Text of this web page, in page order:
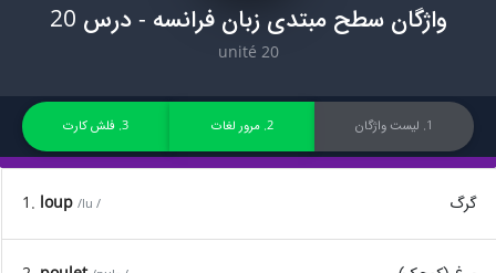
واژگان سطح مبتدی زبان فرانسه - درس 20
unité 20
3. فلش کارت 2. مرور لغات 1. لیست واژگان
1. loup /lu / گرگ